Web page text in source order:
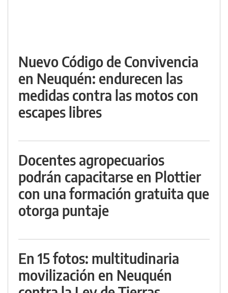
Nuevo Código de Convivencia
en Neuquén: endurecen las
medidas contra las motos con
escapes libres
Docentes agropecuarios
podrán capacitarse en Plottier
con una formación gratuita que
otorga puntaje
En 15 fotos: multitudinaria
movilización en Neuquén